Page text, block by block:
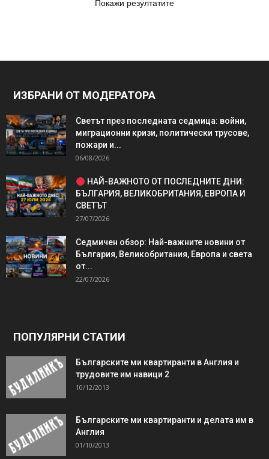
Покажи резултатите
ИЗБРАНИ ОТ МОДЕРАТОРА
Светът през последната седмица: войни,
миграционни кризи, политически трусове,
пожари и...
06/08/2026
НАЙ-ВАЖНОТО ОТ ПОСЛЕДНИТЕ ДНИ:
БЪЛГАРИЯ, ВЕЛИКОБРИТАНИЯ, ЕВРОПА И
СВЕТЪТ
27/07/2026
Седмичен обзор: Най-важните новини от
България, Великобритания, Европа и света
от...
22/07/2026
ПОПУЛЯРНИ СТАТИИ
Българските ми квартиранти в Англия и
трудовите им навици 2
10/12/2013
Българските ми квартиранти и делата им в
Англия
01/10/2013